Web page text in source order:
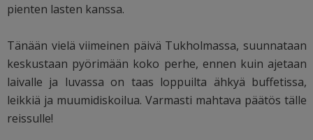
pienten lasten kanssa.
Tänään vielä viimeinen päivä Tukholmassa, suunnataan
keskustaan pyörimään koko perhe, ennen kuin ajetaan
laivalle ja luvassa on taas loppuilta ähkyä buffetissa,
leikkiä ja muumidiskoilua. Varmasti mahtava päätös tälle
reissulle!